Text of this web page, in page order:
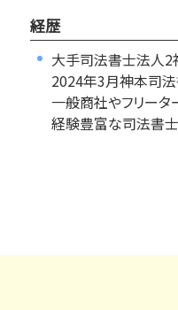
経歴
大手司法書士法人2
2024年3月神本司法
一般商社やフリータ
経験豊富な司法書士